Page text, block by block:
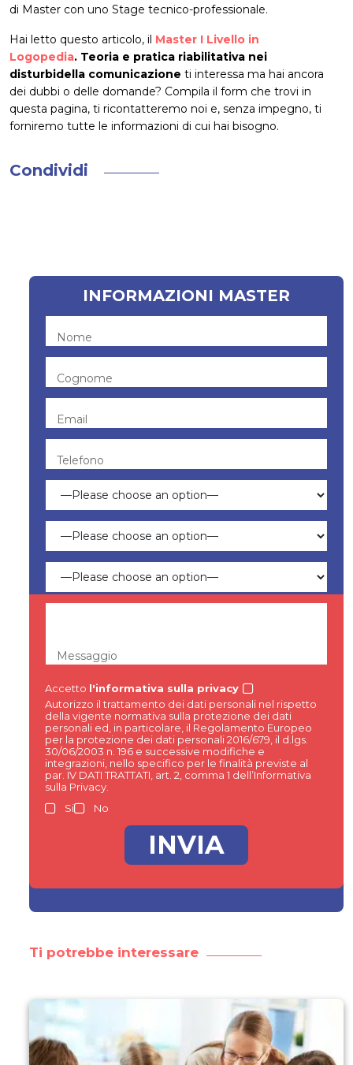
di Master con uno Stage tecnico-professionale.
Hai letto questo articolo, il Master I Livello in
Logopedia. Teoria e pratica riabilitativa nei
disturbidella comunicazione ti interessa ma hai ancora
dei dubbi o delle domande? Compila il form che trovi in
questa pagina, ti ricontatteremo noi e, senza impegno, ti
forniremo tutte le informazioni di cui hai bisogno.
Condividi
INFORMAZIONI MASTER
Nome
Cognome
Email
Telefono
Messaggio
Accetto l'informativa sulla privacy
Autorizzo il trattamento dei dati personali nel rispetto
della vigente normativa sulla protezione dei dati
personali ed, in particolare, il Regolamento Europeo
per la protezione dei dati personali 2016/679, il d.lgs.
30/06/2003 n. 196 e successive modifiche e
integrazioni, nello specifico per le finalità previste al
par. IV DATI TRATTATI, art. 2, comma 1 dell’Informativa
sulla Privacy.
Si
No
Ti potrebbe interessare